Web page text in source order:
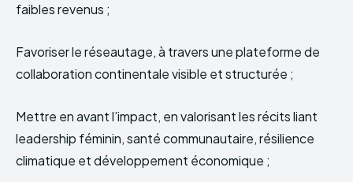
faibles revenus ;
Favoriser le réseautage, à travers une plateforme de
collaboration continentale visible et structurée ;
Mettre en avant l’impact, en valorisant les récits liant
leadership féminin, santé communautaire, résilience
climatique et développement économique ;